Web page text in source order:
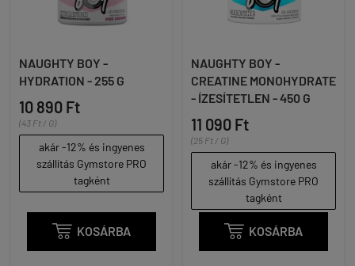
NAUGHTY BOY -
HYDRATION - 255 G
10 890 Ft
(43 Ft / G)
akár -12% és ingyenes
szállítás Gymstore PRO
tagként
 KOSÁRBA
NAUGHTY BOY -
CREATINE MONOHYDRATE
- ÍZESÍTETLEN - 450 G
11 090 Ft
(25 Ft / G)
akár -12% és ingyenes
szállítás Gymstore PRO
tagként
 KOSÁRBA